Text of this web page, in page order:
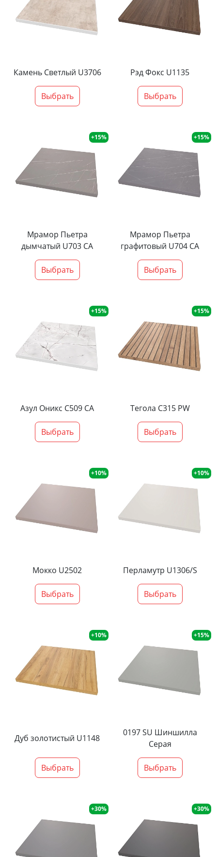
Камень Светлый U3706
Выбрать
Рэд Фокс U1135
Выбрать
+15%
Мрамор Пьетра
дымчатый U703 CA
Выбрать
+15%
Мрамор Пьетра
графитовый U704 CA
Выбрать
+15%
Азул Оникс С509 СА
Выбрать
+15%
Тегола С315 PW
Выбрать
+10%
Мокко U2502
Выбрать
+10%
Перламутр U1306/S
Выбрать
+10%
Дуб золотистый U1148
Выбрать
+15%
0197 SU Шиншилла
Серая
Выбрать
+30% +30%